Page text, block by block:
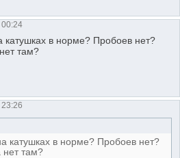
катушках в норме? Пробоев нет?
там?
катушках в норме? Пробоев нет?
нет там?